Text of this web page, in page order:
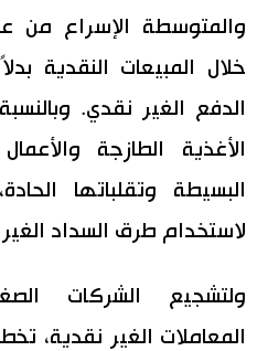
والمتوسطة الإسراع من
خلال المبيعات النقدية
الدفع الغير نقدي.
الأغذية الطازجة
البسيطة وتقلباتها
لاستخدام طرق السداد
ولتشجيع الشركات
المعاملات الغير نقدية،